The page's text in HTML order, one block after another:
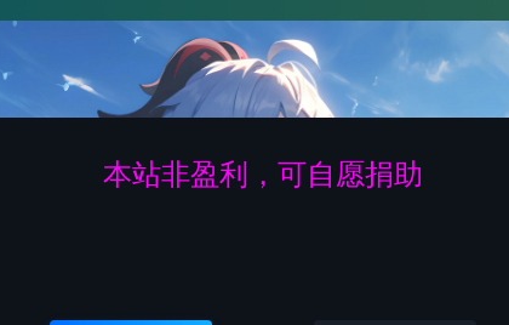
对标同行 会员专区 软件馆藏 资源图库
毕过题库 考证联盟 考试宝典 金考典 魔考大
升级VIP无限免费下载
本站非盈利，可自愿捐助